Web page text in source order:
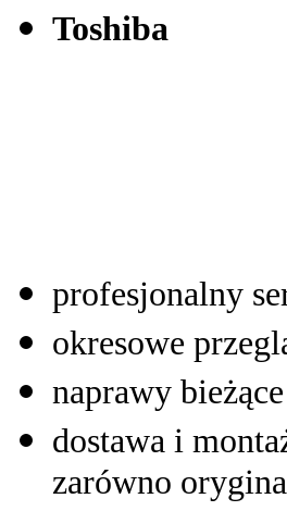
Toshiba
profesjonalny
okresowe
naprawy bieżące
dostawa i
zarówno